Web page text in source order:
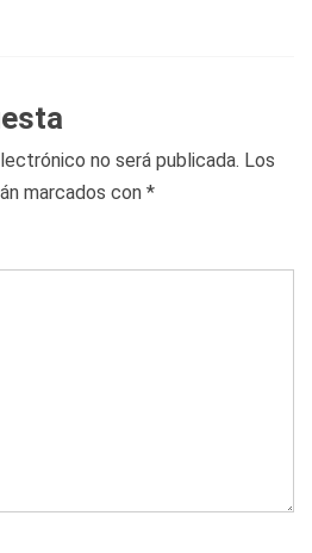
no será publicada. Los
marcados con *